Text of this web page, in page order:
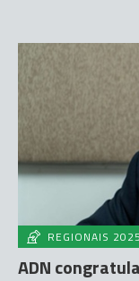
REGIONAIS 2025
ADN